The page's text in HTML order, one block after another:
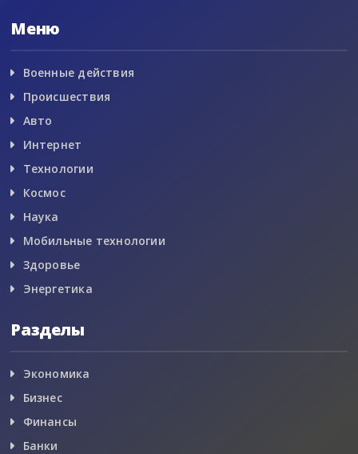
Меню
Военные действия
Происшествия
Авто
Интернет
Технологии
Космос
Наука
Мобильные технологии
Здоровье
Энергетика
Разделы
Экономика
Бизнес
Финансы
Банки